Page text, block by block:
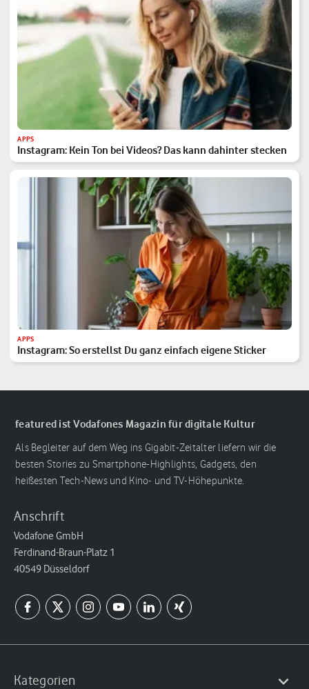
APPS
Instagram: Kein Ton bei Videos? Das kann dahinter stecken
APPS
Instagram: So erstellst Du ganz einfach eigene Sticker
featured ist Vodafones Magazin für digitale Kultur
Als Begleiter auf dem Weg ins Gigabit-Zeitalter liefern wir die
besten Stories zu Smartphone-Highlights, Gadgets, den
heißesten Tech-News und Kino- und TV-Höhepunkte.
Anschrift
Vodafone GmbH
Ferdinand-Braun-Platz 1
40549 Düsseldorf
Kategorien